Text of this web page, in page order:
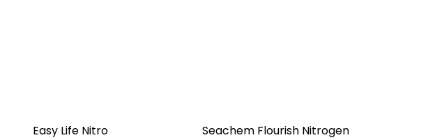
Easy Life Nitro Seachem Flourish Nitrogen